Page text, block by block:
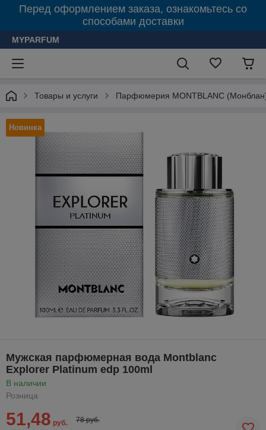
Перед оформлением заказа, ознакомьтесь со
способами доставки
MYPARFUM
Товары и услуги Парфюмерия MONTBLANC
Новинка
Мужская парфюмерная вода Montblanc
Explorer Platinum edp 100ml
В наличии
Розница
51,48 руб. 78 руб.